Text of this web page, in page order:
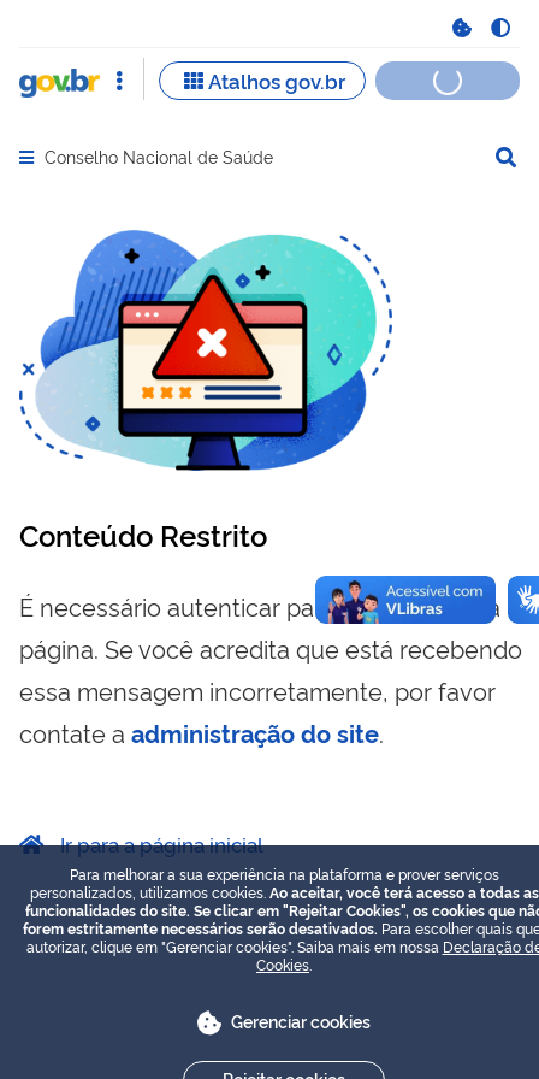
Abrir menu principal de navegação
Conselho Nacional de Saúde
Conteúdo Restrito
É necessário autenticar para visualizar essa
página. Se você acredita que está recebendo
essa mensagem incorretamente, por favor
contate a administração do site.
Ir para a página inicial
Para melhorar a sua experiência na plataforma e prover serviços
personalizados, utilizamos cookies. Ao aceitar, você terá acesso a todas as
funcionalidades do site. Se clicar em "Rejeitar Cookies", os cookies que
forem estritamente necessários serão desativados. Para escolher quais
autorizar, clique em "Gerenciar cookies". Saiba mais em nossa Declaração
Cookies
Gerenciar cookies